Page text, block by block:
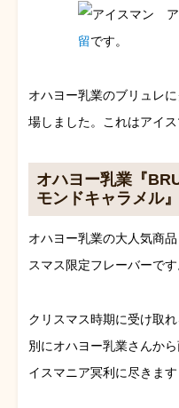
留です。
オハヨー乳業のブリュレ
場しました。これはアイ
オハヨー乳業『
モンドキャラメル』
オハヨー乳業の大人気商品
スマス限定フレーバーです
クリスマス時期に受け取
別にオハヨー乳業さんか
イスマニア冥利に尽きます